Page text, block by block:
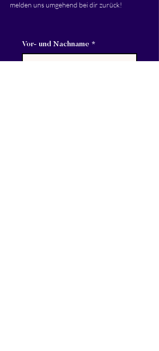
melden uns umgehend bei dir zurück!
Vor- und Nachname *